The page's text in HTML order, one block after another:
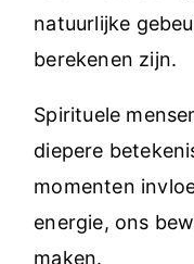
natuurlijke
berekenen zijn.
Spirituele
diepere
momenten
energie, ons
maken.